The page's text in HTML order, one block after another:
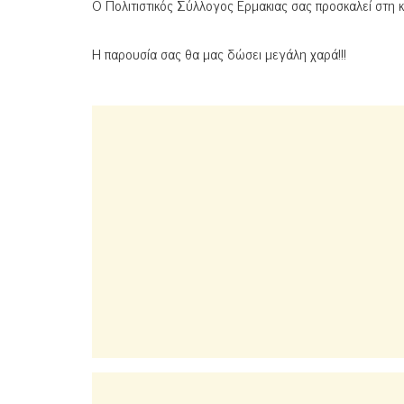
Ο Πολιτιστικός Σύλλογος Ερμακιας σας προσκαλεί στη
Η παρουσία σας θα μας δώσει μεγάλη χαρά!!!